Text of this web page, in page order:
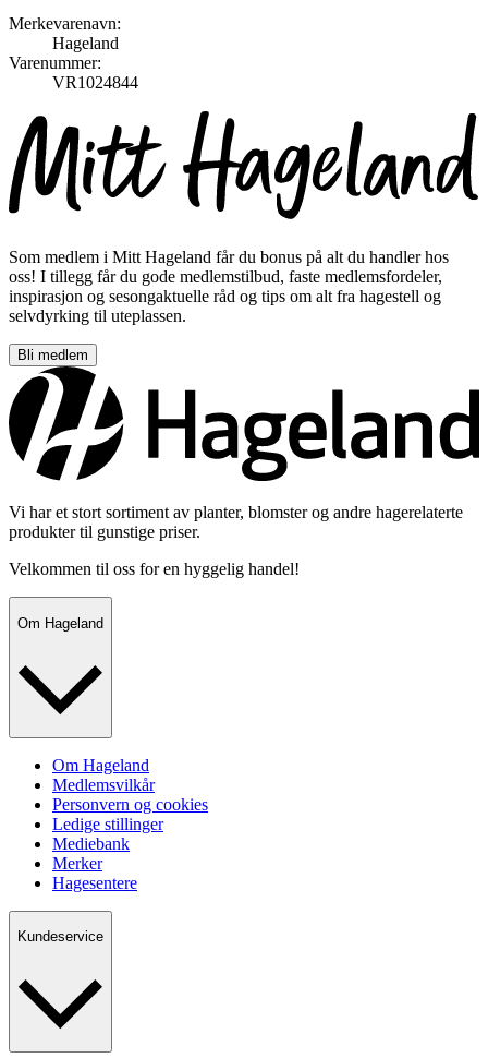
Merkevarenavn:
Hageland
Varenummer:
VR1024844
Som medlem i Mitt Hageland får du bonus på alt du handler hos
oss! I tillegg får du gode medlemstilbud, faste medlemsfordeler,
inspirasjon og sesongaktuelle råd og tips om alt fra hagestell og
selvdyrking til uteplassen.
Bli medlem
Vi har et stort sortiment av planter, blomster og andre hagerelaterte
produkter til gunstige priser.
Velkommen til oss for en hyggelig handel!
Om Hageland
Om Hageland
Medlemsvilkår
Personvern og cookies
Ledige stillinger
Mediebank
Merker
Hagesentere
Kundeservice